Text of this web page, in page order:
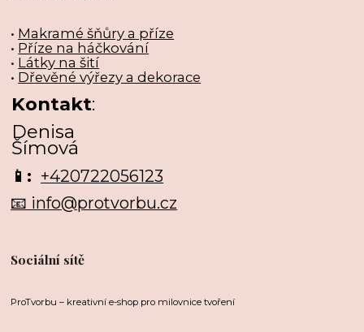
• Makramé šňůry a příze
• Příze na háčkování
• Látky na šití
• Dřevěné výřezy a dekorace
Kontakt:
Denisa
Šímová
📱: +420722056123
📧 info@protvorbu.cz
Sociální sítě
ProTvorbu – kreativní e-shop pro milovnice tvoření